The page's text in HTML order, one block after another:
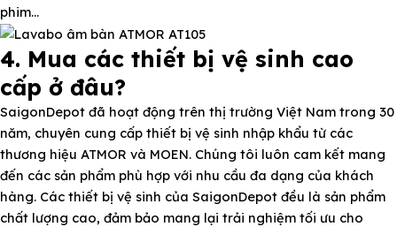
phim…
4. Mua các thiết bị vệ sinh cao
cấp ở đâu?
SaigonDepot đã hoạt động trên thị trường Việt Nam trong 30
năm, chuyên cung cấp thiết bị vệ sinh nhập khẩu từ các
thương hiệu ATMOR và MOEN. Chúng tôi luôn cam kết mang
đến các sản phẩm phù hợp với nhu cầu đa dạng của khách
hàng. Các thiết bị vệ sinh của SaigonDepot đều là sản phẩm
chất lượng cao, đảm bảo mang lại trải nghiệm tối ưu cho